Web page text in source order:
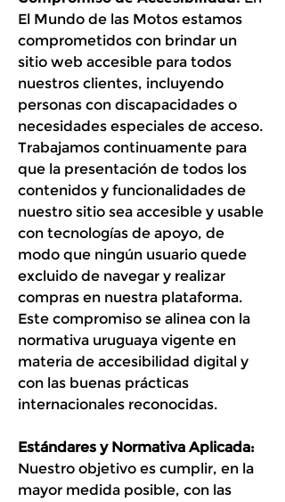
El Mundo de las Motos estamos
comprometidos con brindar un
sitio web accesible para todos
nuestros clientes, incluyendo
personas con discapacidades o
necesidades especiales de acceso.
Trabajamos continuamente para
que la presentación de todos los
contenidos y funcionalidades de
nuestro sitio sea accesible y usable
con tecnologías de apoyo, de
modo que ningún usuario quede
excluido de navegar y realizar
compras en nuestra plataforma.
Este compromiso se alinea con la
normativa uruguaya vigente en
materia de accesibilidad digital y
con las buenas prácticas
internacionales reconocidas.
Estándares y Normativa Aplicada:
Nuestro objetivo es cumplir, en la
mayor medida posible, con las